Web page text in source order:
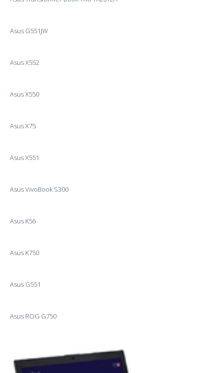
Asus G551JW
Asus X552
Asus X550
Asus X75
Asus X551
Asus VivoBook S300
Asus K56
Asus K750
Asus G551
Asus ROG G750